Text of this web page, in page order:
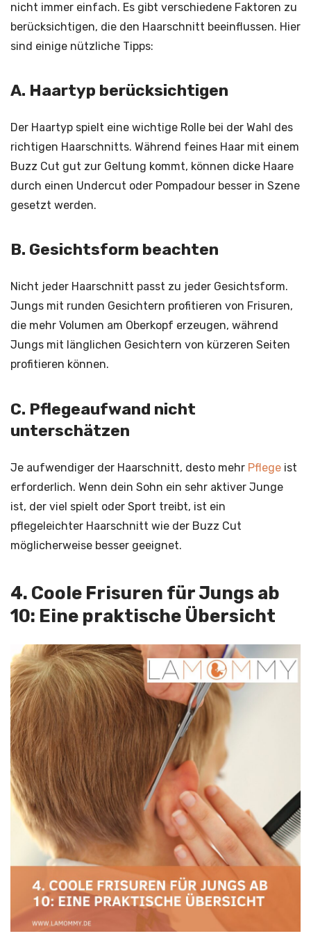
nicht immer einfach. Es gibt verschiedene Faktoren zu
berücksichtigen, die den Haarschnitt beeinflussen. Hier
sind einige nützliche Tipps:
A. Haartyp berücksichtigen
Der Haartyp spielt eine wichtige Rolle bei der Wahl des
richtigen Haarschnitts. Während feines Haar mit einem
Buzz Cut gut zur Geltung kommt, können dicke Haare
durch einen Undercut oder Pompadour besser in Szene
gesetzt werden.
B. Gesichtsform beachten
Nicht jeder Haarschnitt passt zu jeder Gesichtsform.
Jungs mit runden Gesichtern profitieren von Frisuren,
die mehr Volumen am Oberkopf erzeugen, während
Jungs mit länglichen Gesichtern von kürzeren Seiten
profitieren können.
C. Pflegeaufwand nicht
unterschätzen
Je aufwendiger der Haarschnitt, desto mehr Pflege ist
erforderlich. Wenn dein Sohn ein sehr aktiver Junge
ist, der viel spielt oder Sport treibt, ist ein
pflegeleichter Haarschnitt wie der Buzz Cut
möglicherweise besser geeignet.
4. Coole Frisuren für Jungs ab
10: Eine praktische Übersicht